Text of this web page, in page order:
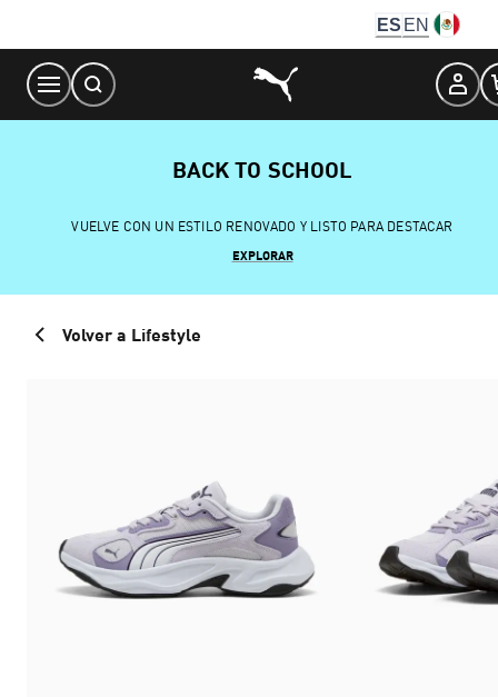
Content
ES EN
BACK TO SCHOOL
VUELVE CON UN ESTILO RENOVADO Y LISTO PARA DESTACAR
EXPLORAR
Volver a Lifestyle